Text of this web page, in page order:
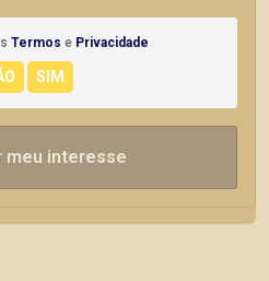
Termos e Privacidade
meu interesse